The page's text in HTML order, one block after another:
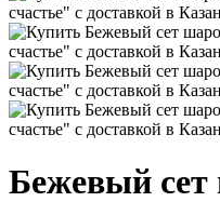
Бежевый